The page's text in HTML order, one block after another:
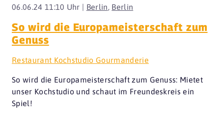
06.06.24 11:10 Uhr | Berlin, Berlin
So wird die Europameisterschaft zum
Genuss
Restaurant Kochstudio Gourmanderie
So wird die Europameisterschaft zum Genuss: Mietet
unser Kochstudio und schaut im Freundeskreis ein
Spiel!